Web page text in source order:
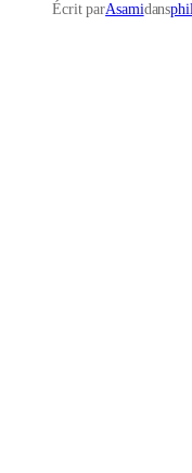
Écrit parAsamidans